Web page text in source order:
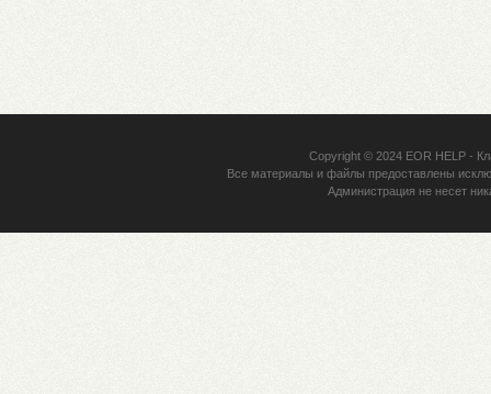
Copyright © 2024 EOR HELP-
Все материалы и файлы предоставлены
Администрация не несет